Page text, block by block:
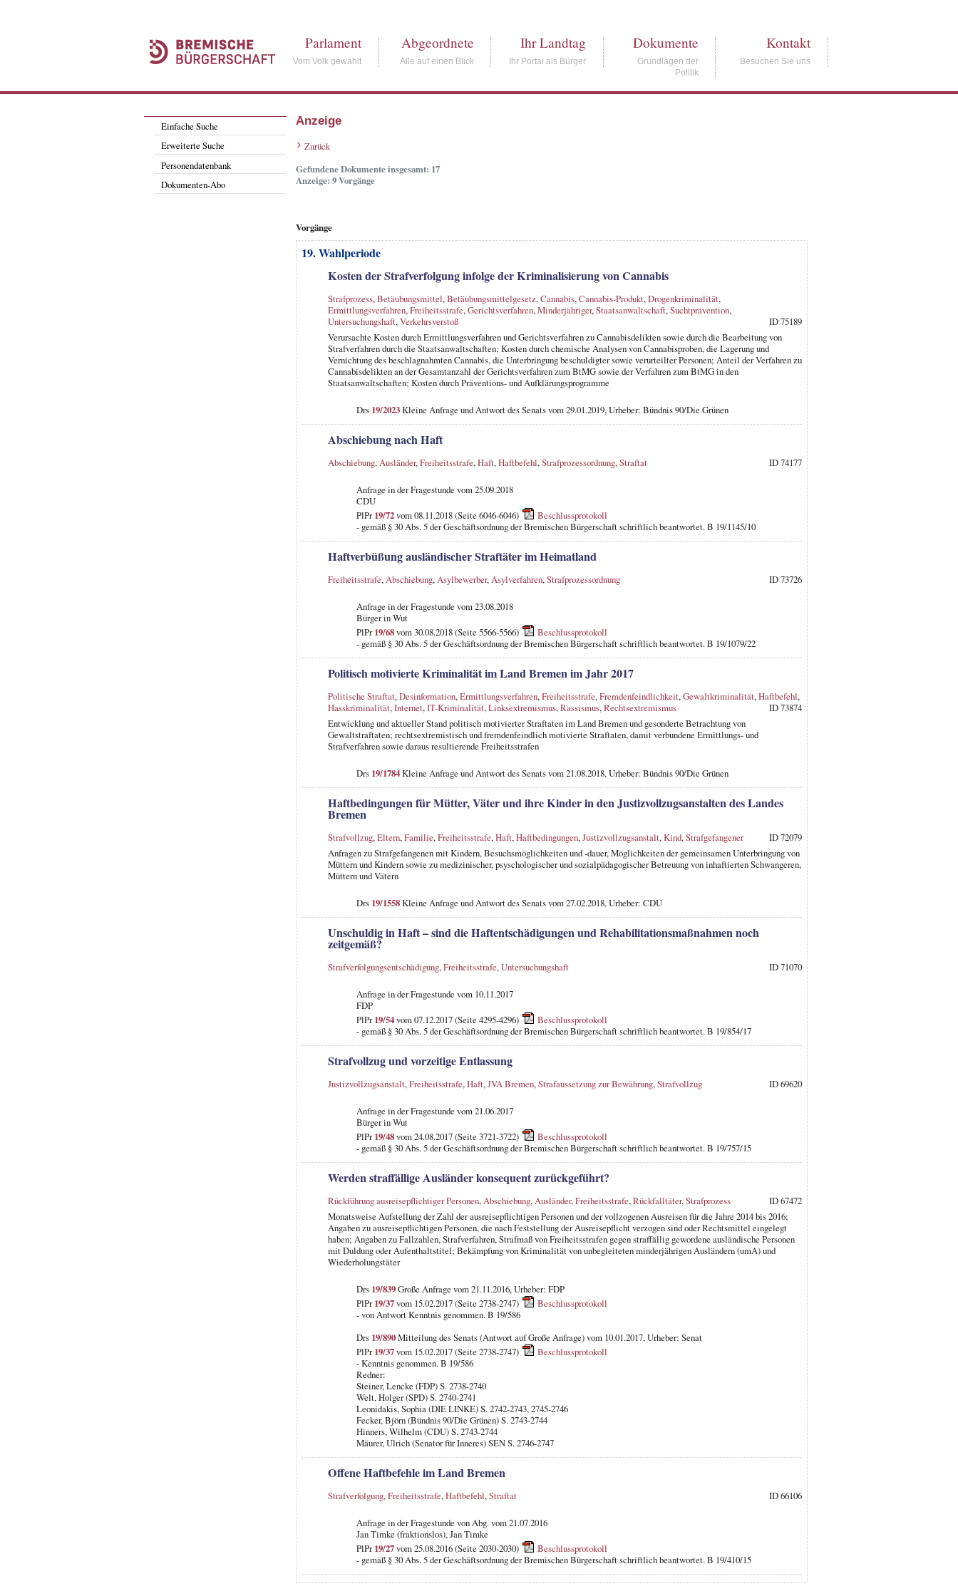
Parlament
Vom Volk gewählt
Abgeordnete
Alle auf einen Blick
Ihr Landtag
Ihr Portal als Bürger
Dokumente
Grundlagen der
Politik
Kontakt
Besuchen Sie uns
Einfache Suche
Erweiterte Suche
Personendatenbank
Dokumenten-Abo
Anzeige
Zurück
Gefundene Dokumente insgesamt: 17
Anzeige: 9 Vorgänge
Vorgänge
19. Wahlperiode
Kosten der Strafverfolgung infolge der Kriminalisierung von Cannabis
Strafprozess,Betäubungsmittel,Betäubungsmittelgesetz,Cannabis,Cannabis-Produkt,Drogenkriminalität,
Ermittlungsverfahren,Freiheitsstrafe,Gerichtsverfahren,Minderjähriger,Staatsanwaltschaft,Suchtprävention,
Untersuchungshaft,Verkehrsverstoß
ID 75189
Verursachte Kosten durch Ermittlungsverfahren und Gerichtsverfahren zu Cannabisdelikten sowie durch die Bearbeitung von
Strafverfahren durch die Staatsanwaltschaften; Kosten durch chemische Analysen von Cannabisproben, die Lagerung und
Vernichtung des beschlagnahmten Cannabis, die Unterbringung beschuldigter sowie verurteilter Personen; Anteil der Verfahren zu
Cannabisdelikten an der Gesamtanzahl der Gerichtsverfahren zum BtMG sowie der Verfahren zum BtMG in den
Staatsanwaltschaften; Kosten durch Präventions- und Aufklärungsprogramme
Drs 19/2023Kleine Anfrage und Antwort des Senats vom 29.01.2019, Urheber: Bündnis 90/Die Grünen
Abschiebung nach Haft
Abschiebung,Ausländer,Freiheitsstrafe,Haft,Haftbefehl,Strafprozessordnung,Straftat ID 74177
Anfrage in der Fragestundevom 25.09.2018
CDU
PlPr19/72vom 08.11.2018 (Seite 6046-6046)
Beschlussprotokoll
- gemäß § 30 Abs. 5 der Geschäftsordnung der Bremischen Bürgerschaft schriftlich beantwortet. B 19/1145/10
Haftverbüßung ausländischer Straftäter im Heimatland
Freiheitsstrafe,Abschiebung,Asylbewerber,Asylverfahren,Strafprozessordnung ID 73726
Anfrage in der Fragestunde vom 23.08.2018
Bürger in Wut
PlPr19/68vom 30.08.2018 (Seite 5566-5566)
Beschlussprotokoll
- gemäß § 30 Abs. 5 der Geschäftsordnung der Bremischen Bürgerschaft schriftlich beantwortet. B 19/1079/22
Politisch motivierte Kriminalität im Land Bremen im Jahr 2017
Politische Straftat,Desinformation,Ermittlungsverfahren,Freiheitsstrafe,Fremdenfeindlichkeit,Gewaltkriminalität,Haftbefehl,
Hasskriminalität,Internet,IT-Kriminalität,Linksextremismus,Rassismus,Rechtsextremismus
ID 73874
Entwicklung und aktueller Stand politisch motivierter Straftaten im Land Bremen und gesonderte Betrachtung von
Gewaltstraftaten; rechtsextremistisch und fremdenfeindlich motivierte Straftaten, damit verbundene Ermittlungs- und
Strafverfahren sowie daraus resultierende Freiheitsstrafen
Drs 19/1784Kleine Anfrage und Antwort des Senats vom 21.08.2018, Urheber: Bündnis 90/Die Grünen
Haftbedingungen für Mütter, Väter und ihre Kinder in den Justizvollzugsanstalten des Landes
Bremen
Strafvollzug,Eltern,Familie,Freiheitsstrafe,Haft,Haftbedingungen,Justizvollzugsanstalt,Kind,Strafgefangener
ID 72079
Anfragen zu Strafgefangenen mit Kindern, Besuchsmöglichkeiten und -dauer, Möglichkeiten der gemeinsamen Unterbringung von
Müttern und Kindern sowie zu medizinischer, psyschologischer und sozialpädagogischer Betreuung von inhaftierten Schwangeren,
Müttern und Vätern
Drs 19/1558Kleine Anfrage und Antwort des Senats vom 27.02.2018, Urheber: CDU
Unschuldig in Haft – sind die Haftentschädigungen und Rehabilitationsmaßnahmen noch
zeitgemäß?
Strafverfolgungsentschädigung,Freiheitsstrafe,Untersuchungshaft ID 71070
Anfrage in der Fragestunde vom 10.11.2017
FDP
PlPr19/54vom 07.12.2017 (Seite 4295-4296)
Beschlussprotokoll
- gemäß § 30 Abs. 5 der Geschäftsordnung der Bremischen Bürgerschaft schriftlich beantwortet. B 19/854/17
Strafvollzug und vorzeitige Entlassung
Justizvollzugsanstalt,Freiheitsstrafe,Haft,JVA Bremen,Strafaussetzung zur Bewährung,Strafvollzug ID 69620
Anfrage in der Fragestunde vom 21.06.2017
Bürger in Wut
PlPr19/48vom 24.08.2017 (Seite 3721-3722)
Beschlussprotokoll
- gemäß § 30 Abs. 5 der Geschäftsordnung der Bremischen Bürgerschaft schriftlich beantwortet. B 19/757/15
Werden straffällige Ausländer konsequent zurückgeführt?
Rückführung ausreisepflichtiger Personen,Abschiebung,Ausländer,Freiheitsstrafe,Rückfalltäter,Strafprozess
ID 67472
Monatsweise Aufstellung der Zahl der ausreisepflichtigen Personen und der vollzogenen Ausreisen für die Jahre 2014 bis 2016;
Angaben zu ausreisepflichtigen Personen, die nach Feststellung der Ausreisepflicht verzogen sind oder Rechtsmittel eingelegt
haben; Angaben zu Fallzahlen, Strafverfahren, Strafmaß von Freiheitsstrafen gegen straffällig gewordene ausländische Personen
mit Duldung oder Aufenthaltstitel; Bekämpfung von Kriminalität von unbegleiteten minderjährigen Ausländern (umA) und
Wiederholungstäter
Drs 19/839Große Anfrage vom 21.11.2016, Urheber: FDP
PlPr19/37vom 15.02.2017 (Seite 2738-2747)
Beschlussprotokoll
- von Antwort Kenntnis genommen. B 19/586
Drs 19/890Mitteilung des Senats (Antwort auf Große Anfrage) vom 10.01.2017, Urheber: Senat
PlPr19/37vom 15.02.2017 (Seite 2738-2747)
Beschlussprotokoll
- Kenntnis genommen. B 19/586
Redner:
Steiner, Lencke (FDP) S. 2738-2740
Welt, Holger (SPD) S. 2740-2741
Leonidakis, Sophia (DIE LINKE) S. 2742-2743, 2745-2746
Fecker, Björn (Bündnis 90/Die Grünen) S. 2743-2744
Hinners, Wilhelm (CDU) S. 2743-2744
Mäurer, Ulrich (Senator für Inneres) SEN S. 2746-2747
Offene Haftbefehle im Land Bremen
Strafverfolgung,Freiheitsstrafe,Haftbefehl,Straftat ID 66106
Anfrage in der Fragestunde von Abg. vom 21.07.2016
Jan Timke (fraktionslos), Jan Timke
PlPr19/27vom 25.08.2016 (Seite 2030-2030)
Beschlussprotokoll
- gemäß § 30 Abs. 5 der Geschäftsordnung der Bremischen Bürgerschaft schriftlich beantwortet. B 19/410/15